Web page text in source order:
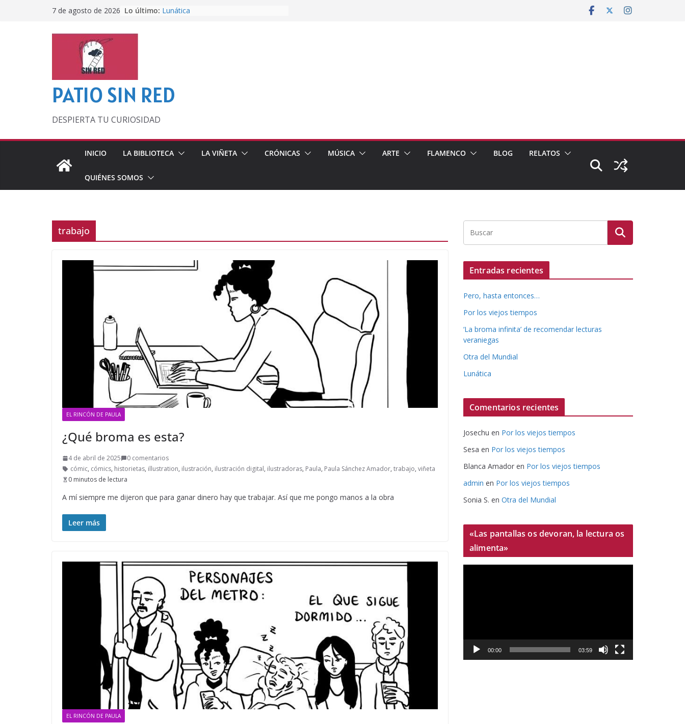
7 de agosto de 2026 Lo último: Lunática
PATIO SIN RED
DESPIERTA TU CURIOSIDAD
INICIO LA BIBLIOTECA LA VIÑETA CRÓNICAS MÚSICA ARTE FLAMENCO BLOG RELATOS
QUIÉNES SOMOS
trabajo
EL RINCÓN DE PAULA
¿Qué broma es esta?
4 de abril de 2025
0 comentarios
cómic, cómics, historietas, illustration, ilustración, ilustración digital, ilustradoras, Paula, Paula Sánchez Amador, trabajo, viñeta
0 minutos de lectura
A mí siempre me dijeron que para ganar dinero hay que trabajar. Así que me pongo manos a la obra
Leer más
EL RINCÓN DE PAULA
Entradas recientes
Pero, hasta entonces…
Por los viejos tiempos
‘La broma infinita’ de recomendar lecturas
veraniegas
Otra del Mundial
Lunática
Comentarios recientes
Josechu en Por los viejos tiempos
Sesa en Por los viejos tiempos
Blanca Amador en Por los viejos tiempos
admin en Por los viejos tiempos
Sonia S. en Otra del Mundial
«Las pantallas os devoran, la lectura os
alimenta»
c
00:00 03:59